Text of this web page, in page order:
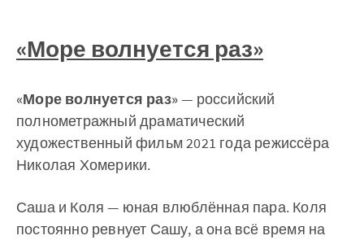
«Море волнуется раз»
«Море волнуется раз»— российский
полнометражный драматический
художественный фильм 2021 года режиссёра
Николая Хомерики.
Саша и Коля — юная влюблённая пара. Коля
постоянно ревнует Сашу, а она всё время на